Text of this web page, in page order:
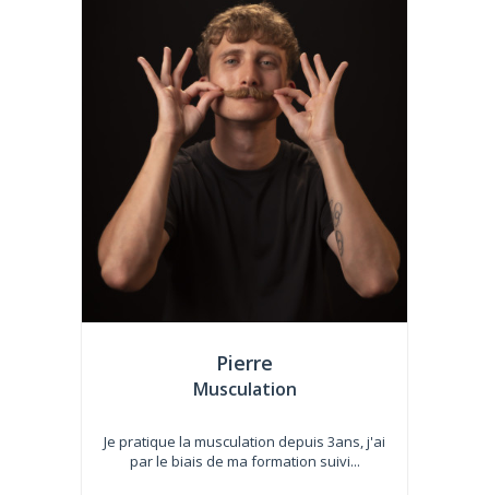
Pierre
Musculation
Je pratique la musculation depuis 3ans, j'ai
par le biais de ma formation suivi...